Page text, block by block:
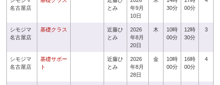
名古屋店
とみ
年9月
10日
30分
00分
シモジマ
名古屋店
基礎クラス
近藤ひ
とみ
2026
年8月
20日
木
10時
00分
12時
30分
3
シモジマ
名古屋店
基礎サポー
ト
近藤ひ
とみ
2026
年8月
28日
金
10時
00分
16時
00分
4